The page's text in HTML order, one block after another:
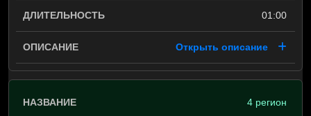
01:00
Открыть описание
4 регион